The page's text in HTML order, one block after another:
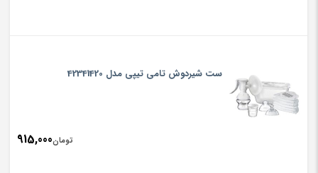
ست شیردوش تامی تیپی مدل 42341420
تومان915,000